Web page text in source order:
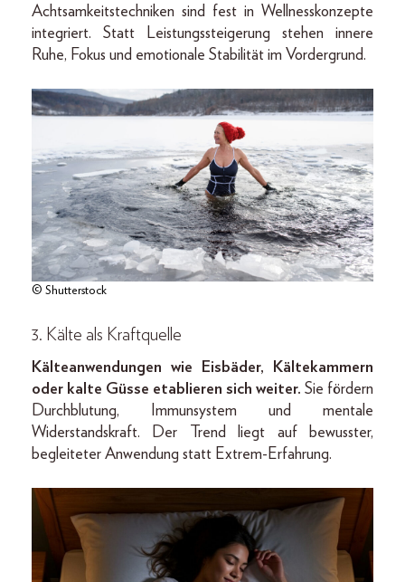
Achtsamkeitstechniken sind fest in Wellnesskonzepte
integriert. Statt Leistungssteigerung stehen innere
Ruhe, Fokus und emotionale Stabilität im Vordergrund.
© Shutterstock
3. Kälte als Kraftquelle
Kälteanwendungen wie Eisbäder, Kältekammern
oder kalte Güsse etablieren sich weiter. Sie fördern
Durchblutung, Immunsystem und mentale
Widerstandskraft. Der Trend liegt auf bewusster,
begleiteter Anwendung statt Extrem-Erfahrung.